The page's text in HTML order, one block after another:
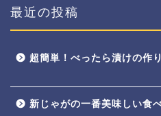
最近の投稿
超簡単！べったら漬けの作
新じゃがの一番美味しい食